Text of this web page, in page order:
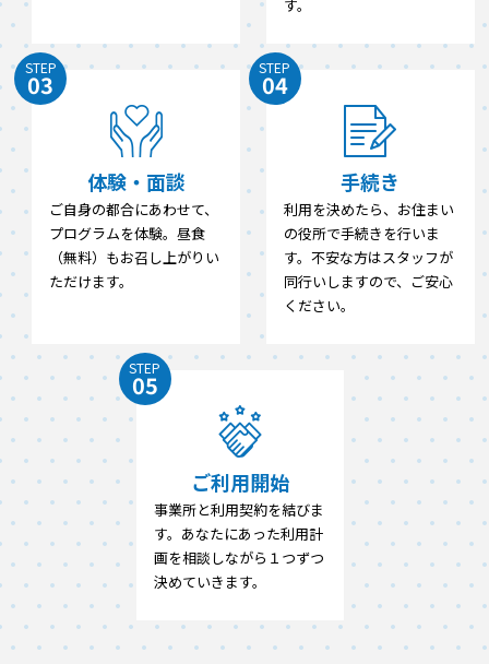
す。
STEP
03
体験・面談
ご自身の都合にあわせて、
プログラムを体験。昼食
（無料）もお召し上がりい
ただけます。
STEP
04
手続き
利用を決めたら、お住まい
の役所で手続きを行いま
す。不安な方はスタッフが
同行いしますので、ご安心
ください。
STEP
05
ご利用開始
事業所と利用契約を結びま
す。あなたにあった利用計
画を相談しながら１つずつ
決めていきます。